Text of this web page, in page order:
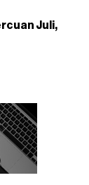
Juli,